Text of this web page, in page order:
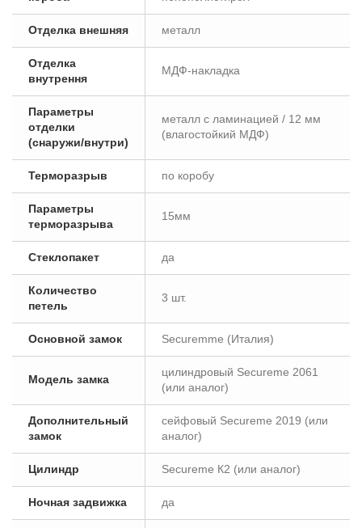
Отделка внешняя металл
Отделка
внутрення
МДФ-накладка
Параметры
отделки
(снаружи/внутри)
металл с ламинацией / 12 мм
(влагостойкий МДФ)
Терморазрыв по коробу
Параметры
терморазрыва
15мм
Стеклопакет да
Количество
петель
3 шт.
Основной замок Securemme (Италия)
Модель замка
цилиндровый Secureme 2061
(или аналог)
Дополнительный
замок
сейфовый Secureme 2019 (или
аналог)
Цилиндр Secureme К2 (или аналог)
Ночная задвижка да